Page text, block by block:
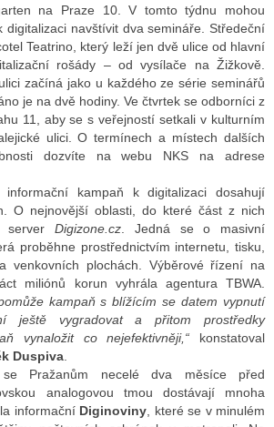
na Praze 10. V tomto týdnu mohou
digitalizaci navštívit dva semináře. Středeční
Teatrino, který leží jen dvě ulice od hlavní
rošády – od vysílače na Žižkově.
začíná jako u každého ze série seminářů
je na dvě hodiny. Ve čtvrtek se odborníci z
11, aby se s veřejností setkali v kulturním
ulici. O termínech a místech dalších
dozvíte na webu NKS na adrese
kampaň k digitalizaci dosahují
O nejnovější oblasti, do které část z nich
serverDigizone.cz . Jedná se o masivní
proběhne prostřednictvím internetu, tisku,
venkovních plochách. Výběrové řízení na
miliónů korun vyhrála agentura TBWA.
kampaň s blížícím se datem vypnutí
ještě vygradovat a přitom prostředky
vynaložit co nejefektivněji,“ konstatoval
Duspiva
se Pražanům necelé dva měsíce před
analogovou tmou dostávají mnoha
informační Diginoviny , které se v minulém